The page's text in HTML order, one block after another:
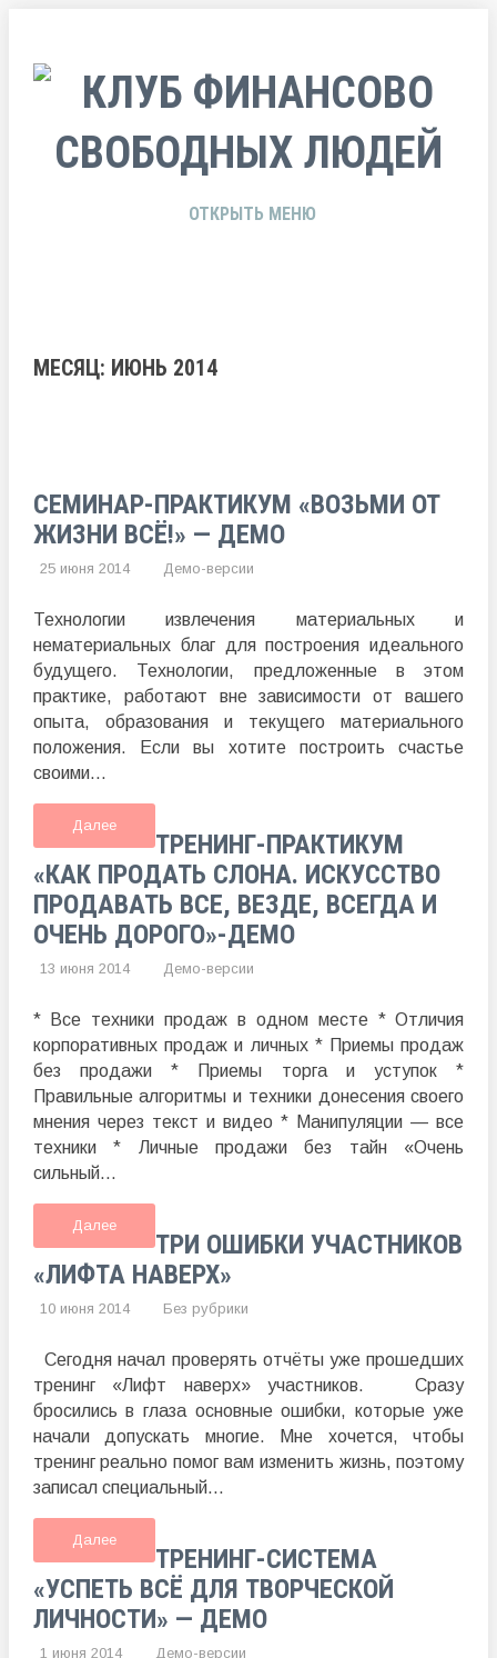
ОТКРЫТЬ МЕНЮ
МЕСЯЦ: ИЮНЬ 2014
СЕМИНАР-ПРАКТИКУМ «ВОЗЬМИ ОТ
ЖИЗНИ ВСЁ!» — ДЕМО
25 июня 2014 Демо-версии
Технологии извлечения материальных и
нематериальных благ для построения идеального
будущего. Технологии, предложенные в этом
практике, работают вне зависимости от вашего
опыта, образования и текущего материального
положения. Если вы хотите построить счастье
своими...
Далее
ТРЕНИНГ-ПРАКТИКУМ
«КАК ПРОДАТЬ СЛОНА. ИСКУССТВО
ПРОДАВАТЬ ВСЕ, ВЕЗДЕ, ВСЕГДА И
ОЧЕНЬ ДОРОГО»-ДЕМО
13 июня 2014 Демо-версии
* Все техники продаж в одном месте * Отличия
корпоративных продаж и личных * Приемы продаж
без продажи * Приемы торга и уступок *
Правильные алгоритмы и техники донесения своего
мнения через текст и видео * Манипуляции — все
техники * Личные продажи без тайн «Очень
сильный...
Далее
ТРИ ОШИБКИ УЧАСТНИКОВ
«ЛИФТА НАВЕРХ»
10 июня 2014 Без рубрики
Сегодня начал проверять отчёты уже прошедших
тренинг «Лифт наверх» участников. Сразу
бросились в глаза основные ошибки, которые уже
начали допускать многие. Мне хочется, чтобы
тренинг реально помог вам изменить жизнь, поэтому
записал специальный...
Далее
ТРЕНИНГ-СИСТЕМА
«УСПЕТЬ ВСЁ ДЛЯ ТВОРЧЕСКОЙ
ЛИЧНОСТИ» — ДЕМО
1 июня 2014 Демо-версии